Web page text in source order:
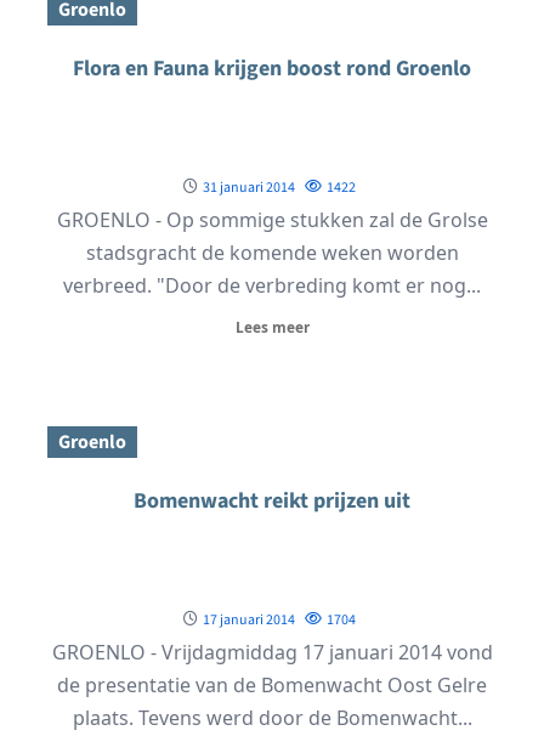
Groenlo
Flora en Fauna krijgen boost rond Groenlo
31 januari 2014 1422
GROENLO - Op sommige stukken zal de Grolse
stadsgracht de komende weken worden
verbreed. "Door de verbreding komt er nog...
Lees meer
Groenlo
Bomenwacht reikt prijzen uit
17 januari 2014 1704
GROENLO - Vrijdagmiddag 17 januari 2014 vond
de presentatie van de Bomenwacht Oost Gelre
plaats. Tevens werd door de Bomenwacht...